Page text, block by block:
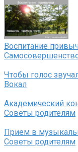
Воспитание
Чтобы голос
Вокал
Академический
Советы родителям
Прием в
Советы родителям